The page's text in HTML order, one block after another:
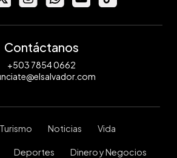
Contáctanos
+503 7854 0662
Turismo Noticias Vida
Deportes Dinero y Negocios